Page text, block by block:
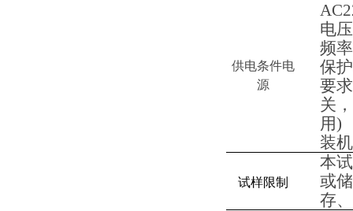
供电条件电
源
电
频
保
要
关
用)
装
试样限制
本
或
存